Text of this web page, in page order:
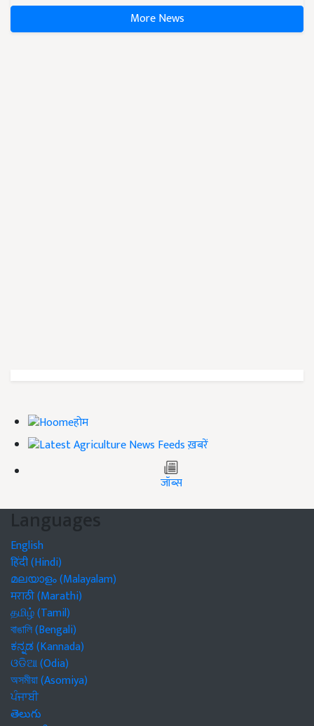
More News
होम
ख़बरें
जॉब्स
Languages
English
हिंदी (Hindi)
മലയാളം (Malayalam)
मराठी (Marathi)
தமிழ் (Tamil)
বাঙালি (Bengali)
ಕನ್ನಡ (Kannada)
ଓଡିଆ (Odia)
অসমীয়া (Asomiya)
ਪੰਜਾਬੀ
తెలుగు